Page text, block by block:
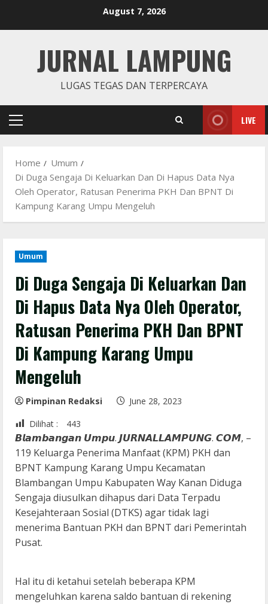
August 7, 2026
JURNAL LAMPUNG
LUGAS TEGAS DAN TERPERCAYA
Primary
LIVE
Home
Umum
Di Duga Sengaja Di Keluarkan Dan Di Hapus Data Nya
Oleh Operator, Ratusan Penerima PKH Dan BPNT Di
Kampung Karang Umpu Mengeluh
Umum
Di Duga Sengaja Di Keluarkan Dan
Di Hapus Data Nya Oleh Operator,
Ratusan Penerima PKH Dan BPNT
Di Kampung Karang Umpu
Mengeluh
Pimpinan Redaksi
June 28, 2023
Dilihat :
443
𝘽𝙡𝙖𝙢𝙗𝙖𝙣𝙜𝙖𝙣 𝙐𝙢𝙥𝙪. 𝙅𝙐𝙍𝙉𝘼𝙇𝙇𝘼𝙈𝙋𝙐𝙉𝙂. 𝘾𝙊𝙈, –
119 Keluarga Penerima Manfaat (KPM) PKH dan
BPNT Kampung Karang Umpu Kecamatan
Blambangan Umpu Kabupaten Way Kanan Diduga
Sengaja diusulkan dihapus dari Data Terpadu
Kesejahteraan Sosial (DTKS) agar tidak lagi
menerima Bantuan PKH dan BPNT dari Pemerintah
Pusat.
Hal itu di ketahui setelah beberapa KPM
mengeluhkan karena saldo bantuan di rekening